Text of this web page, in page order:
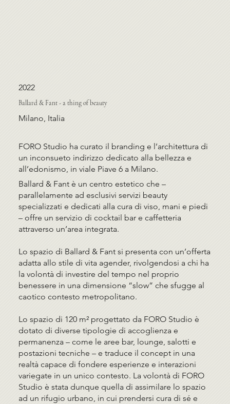
2022
Ballard & Fant - a thing of beauty
Milano, Italia
FORO Studio ha curato il branding e l’architettura di
un inconsueto indirizzo dedicato alla bellezza e
all’edonismo, in viale Piave 6 a Milano.
Ballard & Fant è un centro estetico che –
parallelamente ad esclusivi servizi beauty
specializzati e dedicati alla cura di viso, mani e piedi
– offre un servizio di cocktail bar e caffetteria
attraverso un’area integrata.
Lo spazio di Ballard & Fant si presenta con un’offerta
adatta allo stile di vita agender, rivolgendosi a chi ha
la volontà di investire del tempo nel proprio
benessere in una dimensione “slow” che sfugge al
caotico contesto metropolitano.
Lo spazio di 120 m² progettato da FORO Studio è
dotato di diverse tipologie di accoglienza e
permanenza – come le aree bar, lounge, salotti e
postazioni tecniche – e traduce il concept in una
realtà capace di fondere esperienze e interazioni
variegate in un unico contesto. La volontà di FORO
Studio è stata dunque quella di assimilare lo spazio
ad un rifugio urbano, in cui prendersi cura di sé e